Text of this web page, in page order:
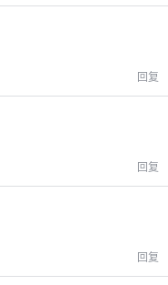
回复
回复
回复